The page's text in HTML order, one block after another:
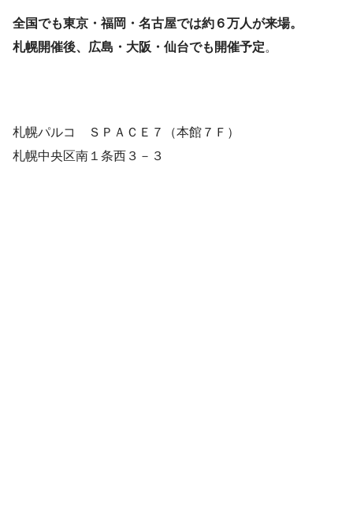
全国でも東京・福岡・名古屋では約６万人が来場。
札幌開催後、広島・大阪・仙台でも開催予定。
札幌パルコ ＳＰＡＣＥ７（本館７Ｆ）
札幌中央区南１条西３－３